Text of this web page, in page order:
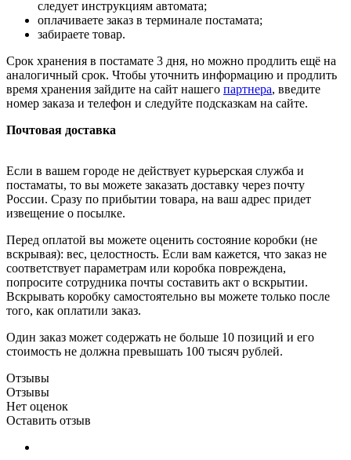
следует инструкциям автомата;
оплачиваете заказ в терминале постамата;
забираете товар.
Срок хранения в постамате 3 дня, но можно продлить ещё на
аналогичный срок. Чтобы уточнить информацию и продлить
время хранения зайдите на сайт нашего партнера, введите
номер заказа и телефон и следуйте подсказкам на сайте.
Почтовая доставка
Если в вашем городе не действует курьерская служба и
постаматы, то вы можете заказать доставку через почту
России. Сразу по прибытии товара, на ваш адрес придет
извещение о посылке.
Перед оплатой вы можете оценить состояние коробки (не
вскрывая): вес, целостность. Если вам кажется, что заказ не
соответствует параметрам или коробка повреждена,
попросите сотрудника почты составить акт о вскрытии.
Вскрывать коробку самостоятельно вы можете только после
того, как оплатили заказ.
Один заказ может содержать не больше 10 позиций и его
стоимость не должна превышать 100 тысяч рублей.
Отзывы
Отзывы
Нет оценок
Оставить отзыв